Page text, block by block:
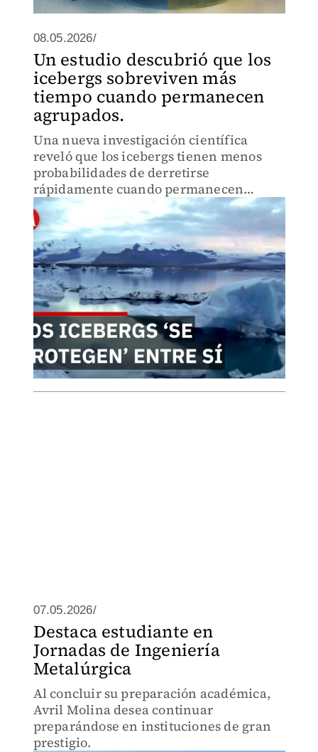
08.05.2026/
Un estudio descubrió que los
icebergs sobreviven más
tiempo cuando permanecen
agrupados.
Una nueva investigación científica
reveló que los icebergs tienen menos
probabilidades de derretirse
rápidamente cuando permanecen
agrupados, un hallazgo que podría
cambiar la forma en que entendemos el
comportamiento del hielo en los
océanos.
07.05.2026/
Destaca estudiante en
Jornadas de Ingeniería
Metalúrgica
Al concluir su preparación académica,
Avril Molina desea continuar
preparándose en instituciones de gran
prestigio.